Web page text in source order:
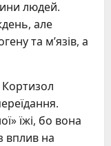
людей.
але
та м’язів, а
їжі, бо вона
вплив на